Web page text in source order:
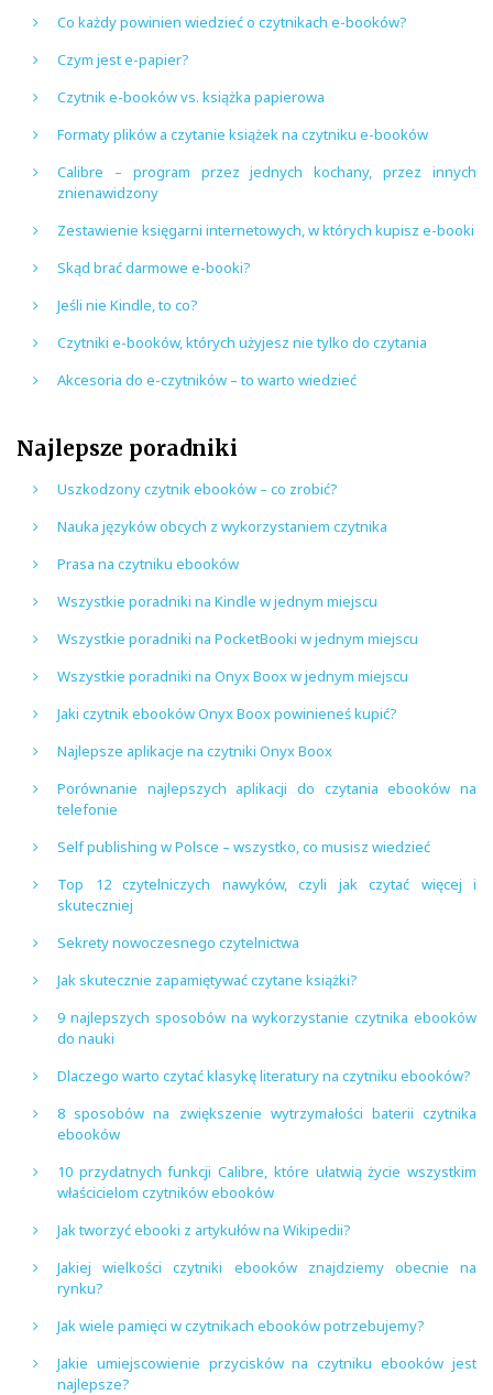
Co każdy powinien wiedzieć o czytnikach e-booków?
Czym jest e-papier?
Czytnik e-booków vs. książka papierowa
Formaty plików a czytanie książek na czytniku e-booków
Calibre – program przez jednych kochany, przez innych
znienawidzony
Zestawienie księgarni internetowych, w których kupisz e-booki
Skąd brać darmowe e-booki?
Jeśli nie Kindle, to co?
Czytniki e-booków, których użyjesz nie tylko do czytania
Akcesoria do e-czytników – to warto wiedzieć
Najlepsze poradniki
Uszkodzony czytnik ebooków – co zrobić?
Nauka języków obcych z wykorzystaniem czytnika
Prasa na czytniku ebooków
Wszystkie poradniki na Kindle w jednym miejscu
Wszystkie poradniki na PocketBooki w jednym miejscu
Wszystkie poradniki na Onyx Boox w jednym miejscu
Jaki czytnik ebooków Onyx Boox powinieneś kupić?
Najlepsze aplikacje na czytniki Onyx Boox
Porównanie najlepszych aplikacji do czytania ebooków na
telefonie
Self publishing w Polsce – wszystko, co musisz wiedzieć
Top 12 czytelniczych nawyków, czyli jak czytać więcej i
skuteczniej
Sekrety nowoczesnego czytelnictwa
Jak skutecznie zapamiętywać czytane książki?
9 najlepszych sposobów na wykorzystanie czytnika ebooków
do nauki
Dlaczego warto czytać klasykę literatury na czytniku ebooków?
8 sposobów na zwiększenie wytrzymałości baterii czytnika
ebooków
10 przydatnych funkcji Calibre, które ułatwią życie wszystkim
właścicielom czytników ebooków
Jak tworzyć ebooki z artykułów na Wikipedii?
Jakiej wielkości czytniki ebooków znajdziemy obecnie na
rynku?
Jak wiele pamięci w czytnikach ebooków potrzebujemy?
Jakie umiejscowienie przycisków na czytniku ebooków jest
najlepsze?